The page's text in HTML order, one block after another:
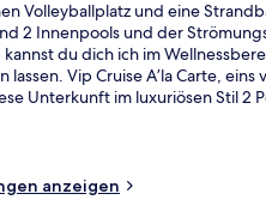
Volleyballplatz und eine
2 Innenpools und der
du dich ich im
lassen. Vip Cruise A’la Carte,
Unterkunft im luxuriösen Stil 2
anzeigen